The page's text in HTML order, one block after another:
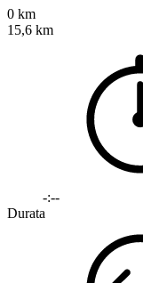
0 km
15,6 km
-:--
Durata